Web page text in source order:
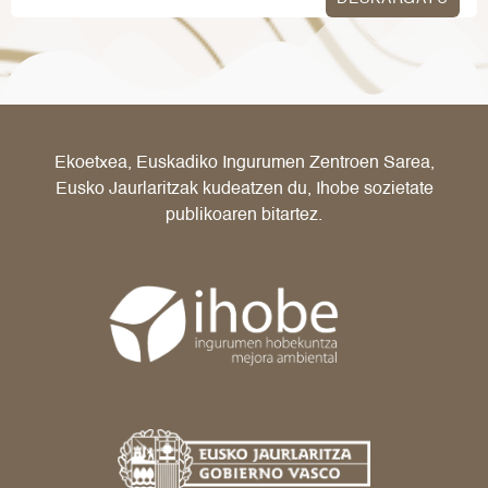
Ekoetxea, Euskadiko Ingurumen Zentroen Sarea,
Eusko Jaurlaritzak kudeatzen du, Ihobe sozietate
publikoaren bitartez.